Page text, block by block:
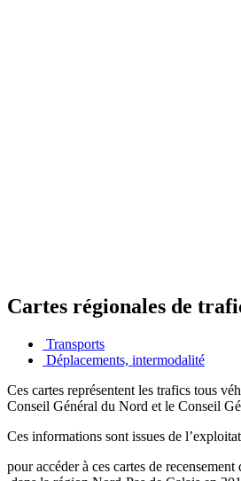
Cartes régionales de
Transports
Déplacements, intermodalité
Ces cartes représentent les trafics tous
Conseil Général du Nord et le Conseil
Ces informations sont issues de
pour accéder à ces cartes de